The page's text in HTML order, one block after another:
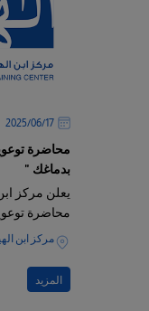
17‏/06‏/2025
محاضرة
بدماغك "
يعلن مركز
محاضرة
مركز ابن
المزيد